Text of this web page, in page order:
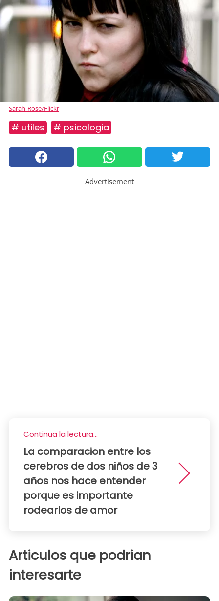
Sarah-Rose/Flickr
# utiles # psicologia
Advertisement
Continua la lectura...
La comparacion entre los
cerebros de dos niños de 3
años nos hace entender
porque es importante
rodearlos de amor
Articulos que podrian
interesarte